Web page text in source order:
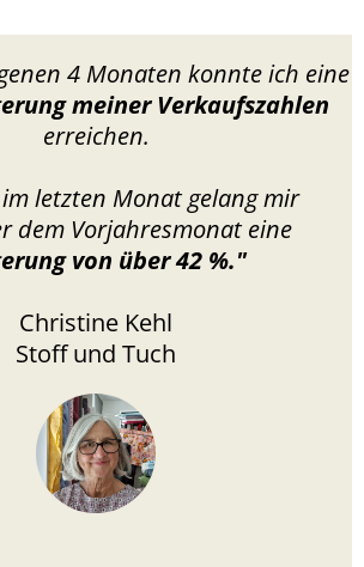
4 Monaten konnte ich eine
meiner Verkaufszahlen
erreichen.
letzten Monat gelang mir
dem Vorjahresmonat eine
von über 42 %."
Christine Kehl
Stoff und Tuch